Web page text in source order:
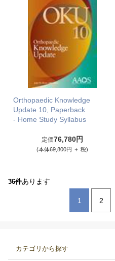
Orthopaedic Knowledge
Update 10, Paperback
- Home Study Syllabus
定価76,780円
(本体69,800円 ＋ 税)
36件あります
1 2
カテゴリから探す